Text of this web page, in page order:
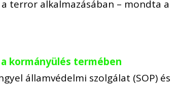
terror alkalmazásában – mondta a
kormányülés termében
államvédelmi szolgálat (SOP) és